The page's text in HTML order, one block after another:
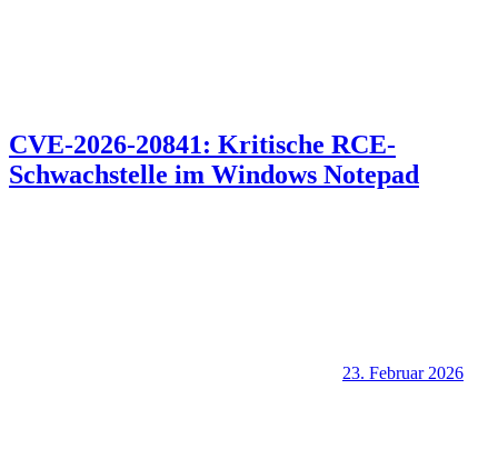
CVE-2026-20841: Kritische RCE-
Schwachstelle im Windows Notepad
23. Februar 2026